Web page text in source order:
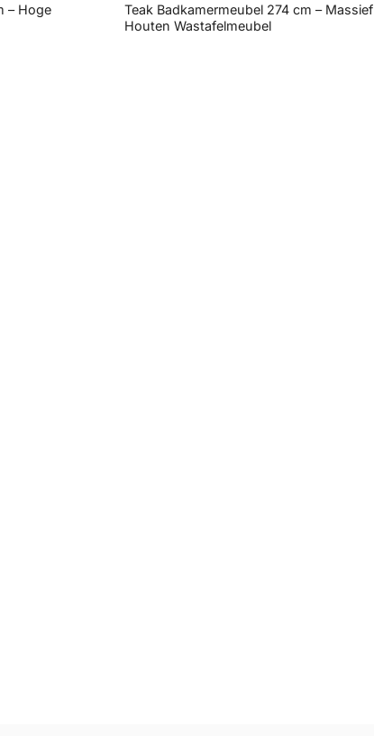
– Hoge
Teak Badkamermeubel 274 cm – Massief
Houten Wastafelmeubel